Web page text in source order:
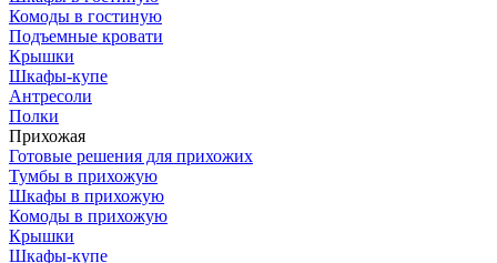
Комоды в гостиную
Подъемные кровати
Крышки
Шкафы-купе
Антресоли
Полки
Прихожая
Готовые решения для прихожих
Тумбы в прихожую
Шкафы в прихожую
Комоды в прихожую
Крышки
Шкафы-купе